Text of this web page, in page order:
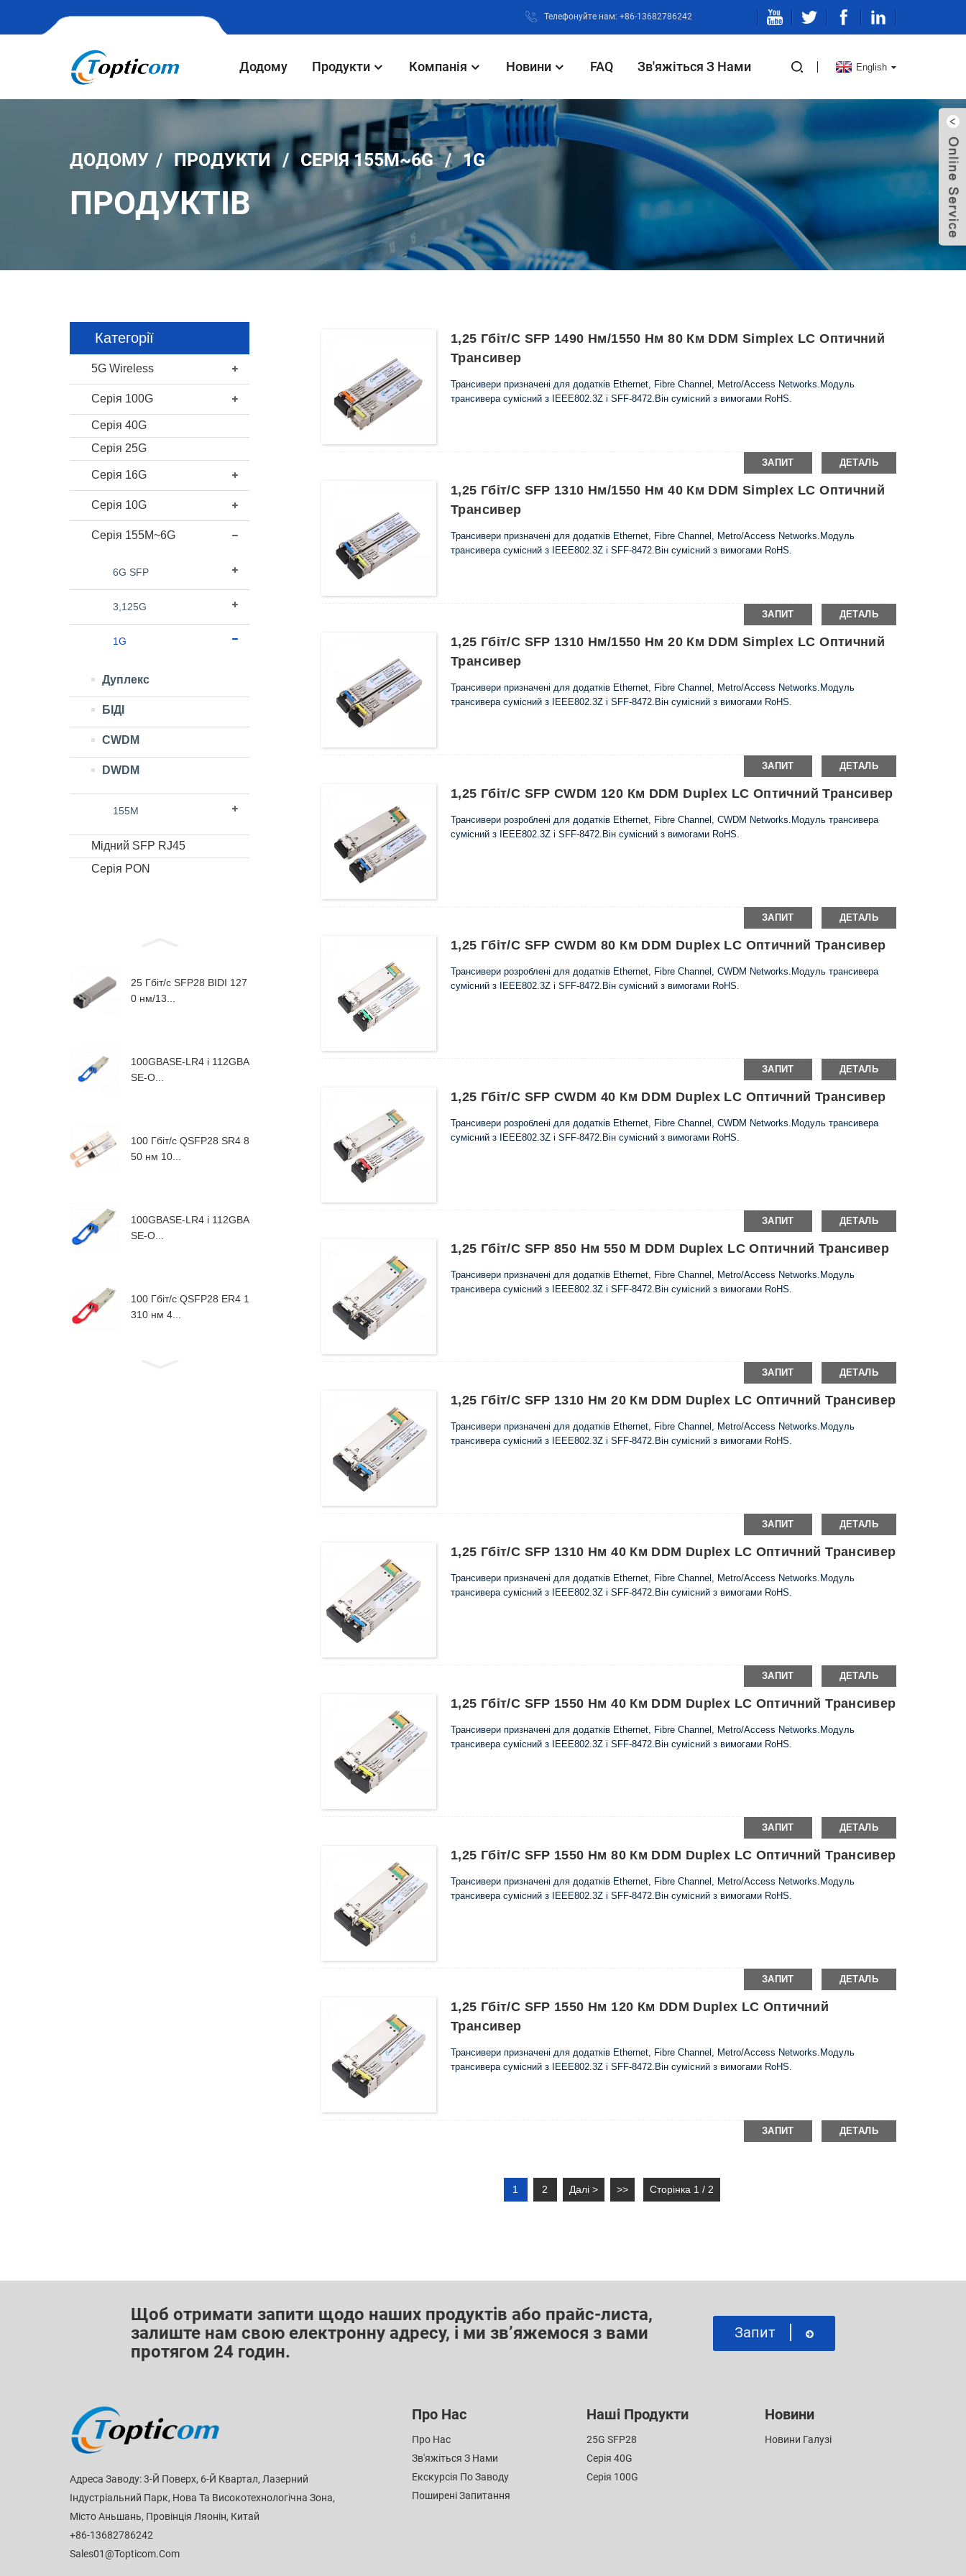
Телефонуйте нам: +86-13682786242
Додому Продукти Компанія Новини FAQ Зв'яжіться З Нами English
ДОДОМУ ПРОДУКТИ СЕРІЯ 155M~6G 1G
ПРОДУКТІВ
Категорії
5G Wireless
Серія 100G
Серія 40G
Серія 25G
Серія 16G
Серія 10G
Серія 155M~6G
6G SFP
3,125G
1G
Дуплекс
БІДІ
CWDM
DWDM
155M
Мідний SFP RJ45
Серія PON
25 Гбіт/с SFP28 BIDI 127
0 нм/13...
100GBASE-LR4 і 112GBA
SE-O...
100 Гбіт/с QSFP28 SR4 8
50 нм 10...
100GBASE-LR4 і 112GBA
SE-O...
100 Гбіт/с QSFP28 ER4 1
310 нм 4...
1,25 Гбіт/с SFP 1490 Нм/1550 Нм 80 Км DDM Simplex LC Оптичний
Трансивер
Трансивери призначені для додатків Ethernet, Fibre Channel, Metro/Access Networks.Модуль
трансивера сумісний з IEEE802.3Z і SFF-8472.Він сумісний з вимогами RoHS.
ЗАПИТ ДЕТАЛЬ
1,25 Гбіт/с SFP 1310 Нм/1550 Нм 40 Км DDM Simplex LC Оптичний
Трансивер
Трансивери призначені для додатків Ethernet, Fibre Channel, Metro/Access Networks.Модуль
трансивера сумісний з IEEE802.3Z і SFF-8472.Він сумісний з вимогами RoHS.
ЗАПИТ ДЕТАЛЬ
1,25 Гбіт/с SFP 1310 Нм/1550 Нм 20 Км DDM Simplex LC Оптичний
Трансивер
Трансивери призначені для додатків Ethernet, Fibre Channel, Metro/Access Networks.Модуль
трансивера сумісний з IEEE802.3Z і SFF-8472.Він сумісний з вимогами RoHS.
ЗАПИТ ДЕТАЛЬ
1,25 Гбіт/с SFP CWDM 120 Км DDM Duplex LC Оптичний Трансивер
Трансивери розроблені для додатків Ethernet, Fibre Channel, CWDM Networks.Модуль трансивера
сумісний з IEEE802.3Z і SFF-8472.Він сумісний з вимогами RoHS.
ЗАПИТ ДЕТАЛЬ
1,25 Гбіт/с SFP CWDM 80 Км DDM Duplex LC Оптичний Трансивер
Трансивери розроблені для додатків Ethernet, Fibre Channel, CWDM Networks.Модуль трансивера
сумісний з IEEE802.3Z і SFF-8472.Він сумісний з вимогами RoHS.
ЗАПИТ ДЕТАЛЬ
1,25 Гбіт/с SFP CWDM 40 Км DDM Duplex LC Оптичний Трансивер
Трансивери розроблені для додатків Ethernet, Fibre Channel, CWDM Networks.Модуль трансивера
сумісний з IEEE802.3Z і SFF-8472.Він сумісний з вимогами RoHS.
ЗАПИТ ДЕТАЛЬ
1,25 Гбіт/с SFP 850 Нм 550 М DDM Duplex LC Оптичний Трансивер
Трансивери призначені для додатків Ethernet, Fibre Channel, Metro/Access Networks.Модуль
трансивера сумісний з IEEE802.3Z і SFF-8472.Він сумісний з вимогами RoHS.
ЗАПИТ ДЕТАЛЬ
1,25 Гбіт/с SFP 1310 Нм 20 Км DDM Duplex LC Оптичний Трансивер
Трансивери призначені для додатків Ethernet, Fibre Channel, Metro/Access Networks.Модуль
трансивера сумісний з IEEE802.3Z і SFF-8472.Він сумісний з вимогами RoHS.
ЗАПИТ ДЕТАЛЬ
1,25 Гбіт/с SFP 1310 Нм 40 Км DDM Duplex LC Оптичний Трансивер
Трансивери призначені для додатків Ethernet, Fibre Channel, Metro/Access Networks.Модуль
трансивера сумісний з IEEE802.3Z і SFF-8472.Він сумісний з вимогами RoHS.
ЗАПИТ ДЕТАЛЬ
1,25 Гбіт/с SFP 1550 Нм 40 Км DDM Duplex LC Оптичний Трансивер
Трансивери призначені для додатків Ethernet, Fibre Channel, Metro/Access Networks.Модуль
трансивера сумісний з IEEE802.3Z і SFF-8472.Він сумісний з вимогами RoHS.
ЗАПИТ ДЕТАЛЬ
1,25 Гбіт/с SFP 1550 Нм 80 Км DDM Duplex LC Оптичний Трансивер
Трансивери призначені для додатків Ethernet, Fibre Channel, Metro/Access Networks.Модуль
трансивера сумісний з IEEE802.3Z і SFF-8472.Він сумісний з вимогами RoHS.
ЗАПИТ ДЕТАЛЬ
1,25 Гбіт/с SFP 1550 Нм 120 Км DDM Duplex LC Оптичний
Трансивер
Трансивери призначені для додатків Ethernet, Fibre Channel, Metro/Access Networks.Модуль
трансивера сумісний з IEEE802.3Z і SFF-8472.Він сумісний з вимогами RoHS.
ЗАПИТ ДЕТАЛЬ
1 2 Далі > >> Сторінка 1 / 2
Щоб отримати запити щодо наших продуктів або прайс-листа,
залиште нам свою електронну адресу, і ми зв’яжемося з вами
протягом 24 годин.
Запит
Адреса Заводу: 3-Й Поверх, 6-Й Квартал, Лазерний
Індустріальний Парк, Нова Та Високотехнологічна Зона,
Місто Аньшань, Провінція Ляонін, Китай
+86-13682786242
Sales01@topticom.com
Про Нас
Про Нас
Зв'яжіться З Нами
Екскурсія По Заводу
Поширені Запитання
Наші Продукти
25G SFP28
Серія 40G
Серія 100G
Новини
Новини Галузі